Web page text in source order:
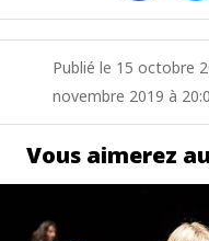
Publié le 15 octobre
novembre 2019 à
Vous aimerez